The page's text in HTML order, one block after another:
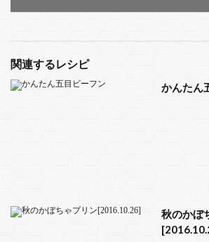
関連するレシピ
かんたん
秋のかぼ